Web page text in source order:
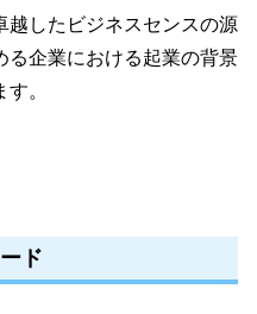
越したビジネスセンスの源
る企業における起業の背景
。
ド